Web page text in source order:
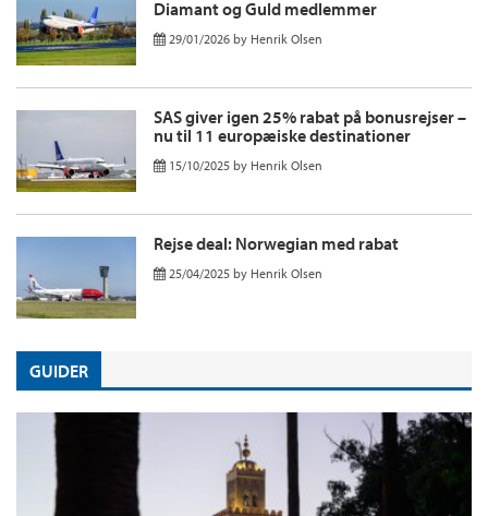
Diamant og Guld medlemmer
29/01/2026 by Henrik Olsen
SAS giver igen 25% rabat på bonusrejser –
nu til 11 europæiske destinationer
15/10/2025 by Henrik Olsen
Rejse deal: Norwegian med rabat
25/04/2025 by Henrik Olsen
GUIDER